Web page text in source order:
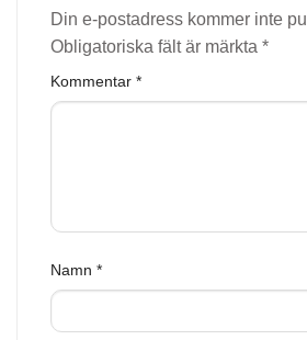
Din e-postadress kommer inte
Obligatoriska fält är märkta *
Kommentar *
Namn *